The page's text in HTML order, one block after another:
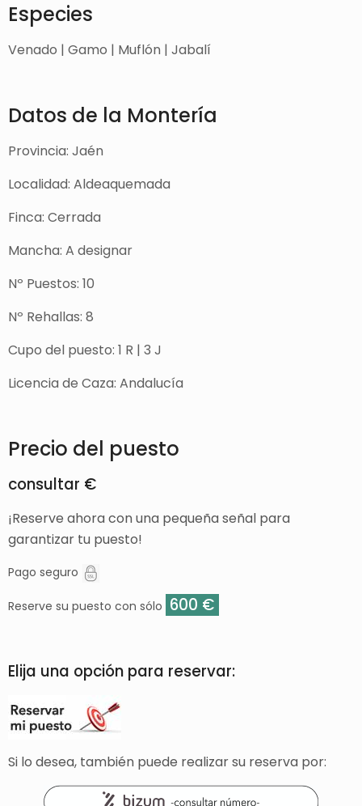
Especies
Venado | Gamo | Muflón | Jabalí
Datos de la Montería
Provincia: Jaén
Localidad: Aldeaquemada
Finca: Cerrada
Mancha: A designar
Nº Puestos: 10
Nº Rehallas: 8
Cupo del puesto: 1 R | 3 J
Licencia de Caza: Andalucía
Precio del puesto
consultar €
¡Reserve ahora con una pequeña señal para
garantizar tu puesto!
Pago seguro
Reserve su puesto con sólo 600 €
Elija una opción para reservar:
Si lo desea, también puede realizar su reserva por: